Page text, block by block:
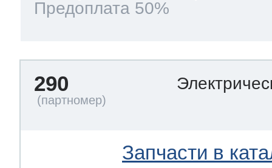
Предоплата 50%
290
Запчасти в